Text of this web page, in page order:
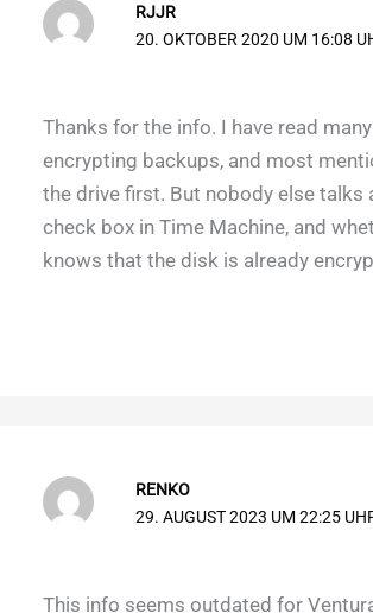
RJJR
20. OKTOBER 2020 UM 16:08
Thanks for the info. I have read
encrypting backups, and most
the drive first. But nobody else talks
check box in Time Machine, and
knows that the disk is already
RENKO
29. AUGUST 2023 UM 22:25
This info seems outdated for